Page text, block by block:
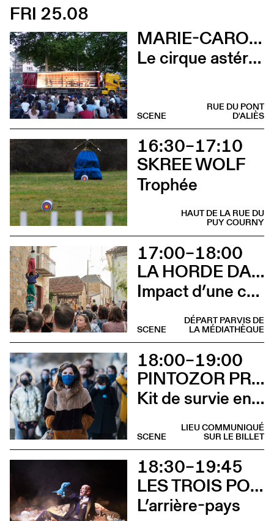
FRI 25.08
MARIE-CAROLINE HOMINAL
Le cirque astéroïde
RUE DU PONT
D'ALIÈS
SCENE
16:30–17:10
SKREE WOLF
Trophée
HAUT DE LA RUE DU
PUY COURNY
17:00–18:00
LA HORDE DANS LES PAVÉS
Impact d’une course [Aurillac] X Stadium
DÉPART PARVIS DE
LA MÉDIATHÈQUE
SCENE
18:00–19:00
PINTOZOR PROD. ET MARION THOMAS
Kit de survie en territoire masculiniste
LIEU COMMUNIQUÉ
SUR LE BILLET
SCENE
18:30–19:45
LES TROIS POINTS DE SUSPENSION & 3615 DAKOTA
L’arrière-pays